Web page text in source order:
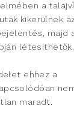
a
kikerülnek
majd
ehhez a
maradt.